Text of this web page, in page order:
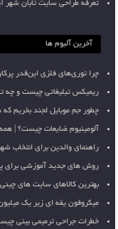
تعرفه طراحی سایت تابان
آخرین آلبوم ها
چرا توری‌های فلزی این‌قدر
ریمیکس تبلیغاتی چیست و چه
چطور جم موبایل لجند بخریم
آلومینیوم ضایعات چیست؟ |
راهنمای والدین برای انتخاب
روش های جدید آموزشی برای
بهترین کالاهای سایت های
میکروفون یقه ای زیر یک
خطرات جراحی ترمیمی بینی